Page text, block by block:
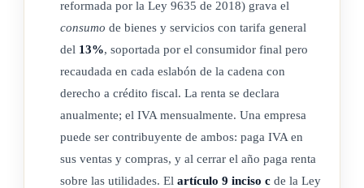
expresión "establecimiento permanente" comprende,
asimismo:
(Así reformado el inciso anterior por el artículo 3° de la ley
N° 10381 del 14 de setiembre de 2023, "Modificación a la
ley N° 7092, Ley de impuesto sobre la renta, para lograr la
exclusión de Costa Rica de la lista de países no cooperantes
en materia fiscal de la Unión Europea")
reformada por la Ley 9635 de 2018) grava el
consumo de bienes y servicios con tarifa general
del 13%, soportada por el consumidor final pero
recaudada en cada eslabón de la cadena con
derecho a crédito fiscal. La renta se declara
anualmente; el IVA mensualmente. Una empresa
puede ser contribuyente de ambos: paga IVA en
sus ventas y compras, y al cerrar el año paga renta
sobre las utilidades. El artículo 9 inciso c de la Ley